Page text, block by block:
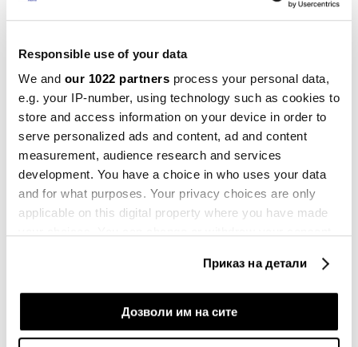
Responsible use of your data
We and our 1022 partners process your personal data,
e.g. your IP-number, using technology such as cookies to
store and access information on your device in order to
serve personalized ads and content, ad and content
measurement, audience research and services
development. You have a choice in who uses your data
and for what purposes. Your privacy choices are only
applicable on this digital property where you have made
If you allow, we would also like to:
Collect information about your geographical
Приказ на детали
Дозволи им на сите
гледаноста зависи од времето на
одржуваат доцна навечер.
„Ракометот е многу блиску“, вели Шпиранец, а
интересот расте со успесите на клубовите во ЕХФ-
натпреварувањата. Ватерполото и одбојката се
помалку застапени, но сепак присутни.
Ватерполото преку Регионалната лига и Лигата на
шампионите, а одбојката пред сѐ преку
репрезентативните настапи.